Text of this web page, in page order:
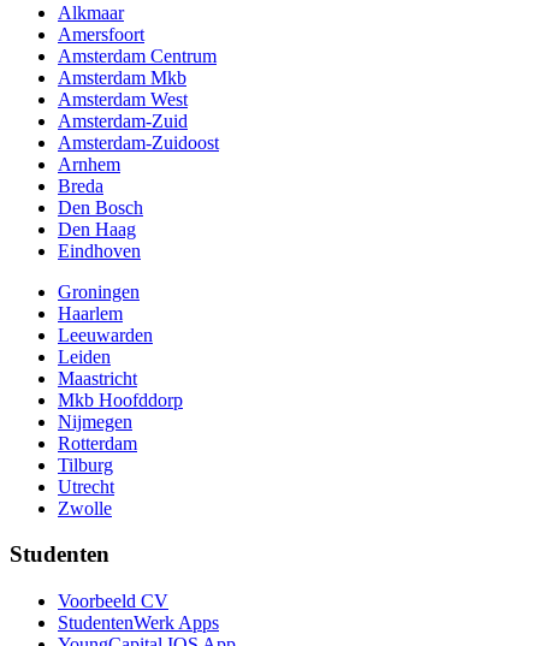
Alkmaar
Amersfoort
Amsterdam Centrum
Amsterdam Mkb
Amsterdam West
Amsterdam-Zuid
Amsterdam-Zuidoost
Arnhem
Breda
Den Bosch
Den Haag
Eindhoven
Groningen
Haarlem
Leeuwarden
Leiden
Maastricht
Mkb Hoofddorp
Nijmegen
Rotterdam
Tilburg
Utrecht
Zwolle
Studenten
Voorbeeld CV
StudentenWerk Apps